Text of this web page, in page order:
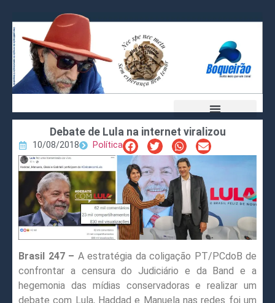
Debate de Lula na internet viralizou
10/08/2018 Política
Brasil 247 – A estratégia da coligação PT/PCdoB de
confrontar a censura do Judiciário e da Band e a
hegemonia das mídias conservadoras e realizar um
debate com Lula, Haddad e Manuela nas redes foi um